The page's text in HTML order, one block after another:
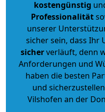
kostengünstig
Professionalität
unserer
sicher sein, dass Ihr
sicherverläuft, denn
Anforderungen und
haben die besten
und
Vilshofen an der